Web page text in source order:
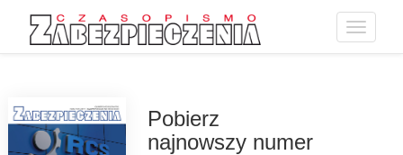
Toggle
Pobierz
najnowszy numer